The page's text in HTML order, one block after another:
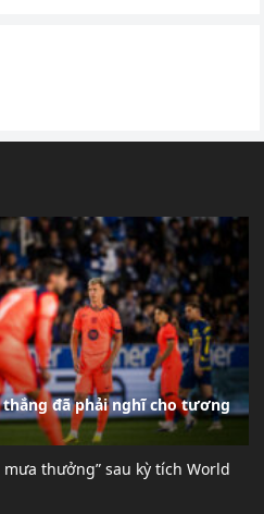
thắng đã phải nghĩ cho tương
mưa thưởng” sau kỳ tích World